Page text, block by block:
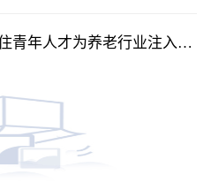
青年人才为养老行业注入新